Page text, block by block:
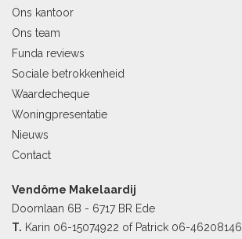
Ons kantoor
Ons team
Funda reviews
Sociale betrokkenheid
Waardecheque
Woningpresentatie
Nieuws
Contact
Vendôme Makelaardij
Doornlaan 6B - 6717 BR Ede
T. Karin 06-15074922 of Patrick 06-46208146